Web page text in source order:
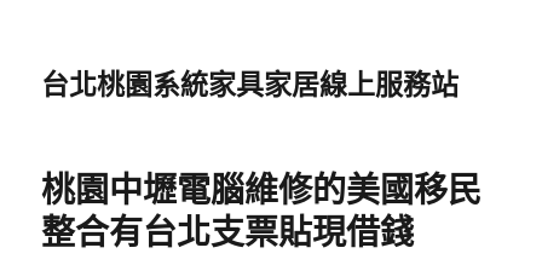
台北桃園系統家具家居線上服務站
桃園中壢電腦維修的美國移民
整合有台北支票貼現借錢